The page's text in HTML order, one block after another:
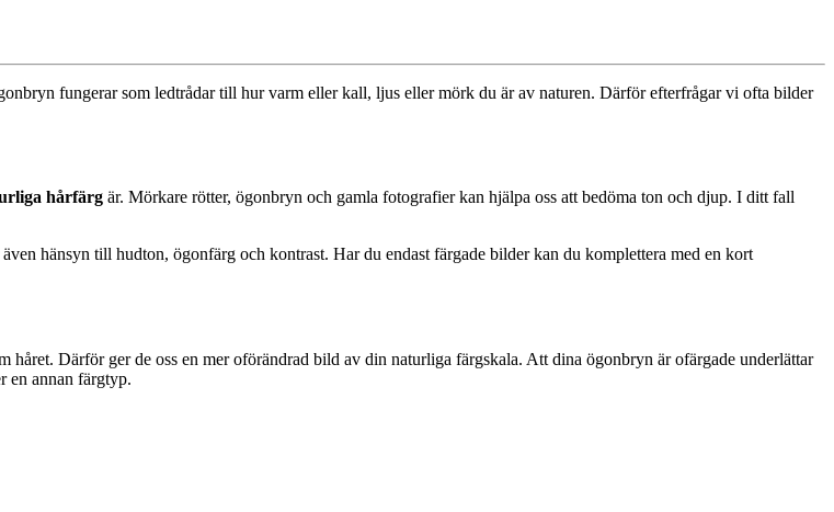
fungerar som ledtrådar till hur varm eller kall, ljus eller mörk du är av naturen. Därför efterfrågar vi ofta bilder
hårfärg är. Mörkare rötter, ögonbryn och gamla fotografier kan hjälpa oss att bedöma ton och djup. I ditt fall
hänsyn till hudton, ögonfärg och kontrast. Har du endast färgade bilder kan du komplettera med en kort
håret. Därför ger de oss en mer oförändrad bild av din naturliga färgskala. Att dina ögonbryn är ofärgade underlättar
en annan färgtyp.